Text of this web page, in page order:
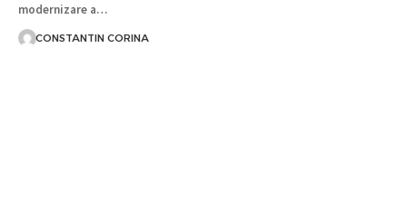
modernizare a…
CONSTANTIN CORINA